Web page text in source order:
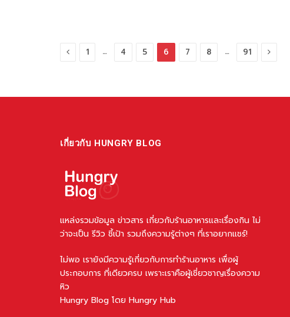
Previous
1 … 4 5 6 7 8 … 91 Next
เกี่ยวกับ HUNGRY BLOG
แหล่งรวมข้อมูล ข่าวสาร เกี่ยวกับร้านอาหารและเรื่องกิน ไม่
ว่าจะเป็น รีวิว ชี้เป้า รวมถึงความรู้ต่างๆ ที่เราอยากแชร์!
ไม่พอ เรายังมีความรู้เกี่ยวกับการทำร้านอาหาร เพื่อผู้
ประกอบการ ที่เดียวครบ เพราะเราคือผู้เชี่ยวชาญเรื่องความ
หิว
Hungry Blog โดย Hungry Hub